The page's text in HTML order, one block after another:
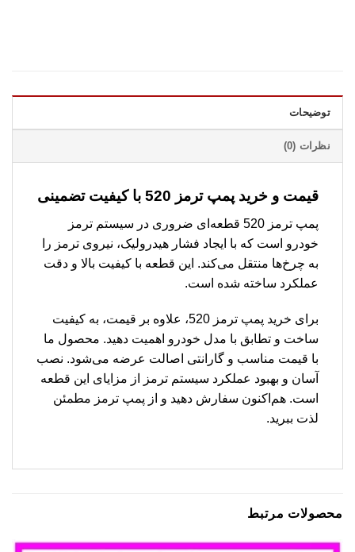
توضیحات
نظرات (0)
قیمت و خرید پمپ ترمز 520 با کیفیت تضمینی
پمپ ترمز 520 قطعه‌ای ضروری در سیستم ترمز
خودرو است که با ایجاد فشار هیدرولیک، نیروی ترمز را
به چرخ‌ها منتقل می‌کند. این قطعه با کیفیت بالا و دقت
عملکرد ساخته شده است.
برای خرید پمپ ترمز 520، علاوه بر قیمت، به کیفیت
ساخت و تطابق با مدل خودرو اهمیت دهید. محصول ما
با قیمت مناسب و گارانتی اصالت عرضه می‌شود. نصب
آسان و بهبود عملکرد سیستم ترمز از مزایای این قطعه
است. هم‌اکنون سفارش دهید و از پمپ ترمز مطمئن
لذت ببرید.
محصولات مرتبط